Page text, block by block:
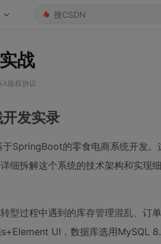
战
版权协议
发实录
SpringBoot的零食电商系统开发
细拆解这个系统的技术架构和实现
型过程中遇到的库存管理混乱、订
UI，数据库选用MySQL